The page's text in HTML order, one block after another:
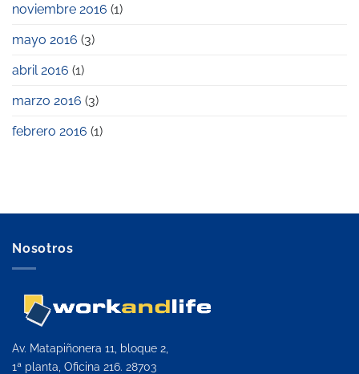
noviembre 2016 (1)
mayo 2016 (3)
abril 2016 (1)
marzo 2016 (3)
febrero 2016 (1)
Nosotros
Av. Matapiñonera 11, bloque 2,
1ª planta, Oficina 216. 28703